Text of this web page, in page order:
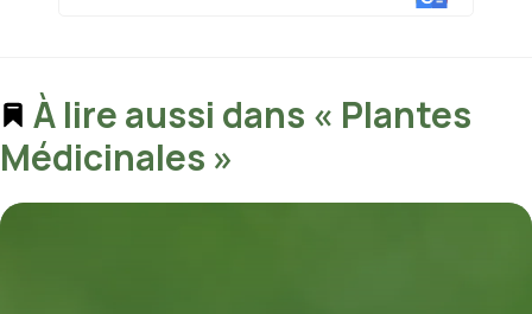
À lire aussi dans « Plantes
Médicinales »